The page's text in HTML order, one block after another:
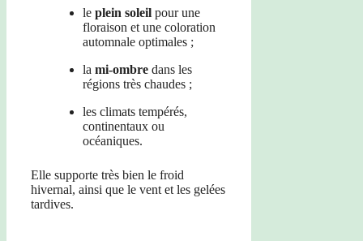
le plein soleil pour une
floraison et une coloration
automnale optimales ;
la mi-ombre dans les
régions très chaudes ;
les climats tempérés,
continentaux ou
océaniques.
Elle supporte très bien le froid
hivernal, ainsi que le vent et les gelées
tardives.